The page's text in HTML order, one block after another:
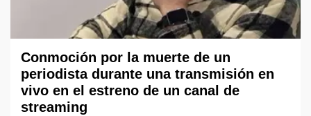
Conmoción por la muerte de un
periodista durante una transmisión en
vivo en el estreno de un canal de
streaming